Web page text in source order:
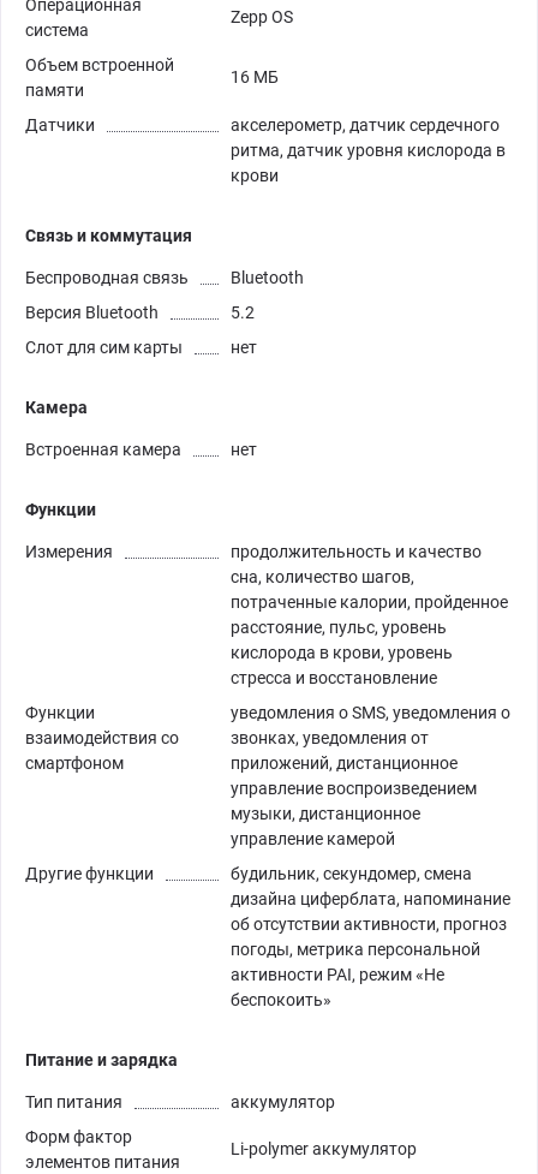
Операционная
система
Zepp OS
Объем встроенной
памяти
16 МБ
Датчики
акселерометр, датчик сердечного
ритма, датчик уровня кислорода в
крови
Связь и коммутация
Беспроводная связь
Bluetooth
Версия Bluetooth
5.2
Слот для сим карты
нет
Камера
Встроенная камера нет
Функции
Измерения
продолжительность и качество
сна, количество шагов,
потраченные калории, пройденное
расстояние, пульс, уровень
кислорода в крови, уровень
стресса и восстановление
Функции
взаимодействия со
смартфоном
уведомления о SMS, уведомления о
звонках, уведомления от
приложений, дистанционное
управление воспроизведением
музыки, дистанционное
управление камерой
Другие функции
будильник, секундомер, смена
дизайна циферблата, напоминание
об отсутствии активности, прогноз
погоды, метрика персональной
активности PAI, режим «Не
беспокоить»
Питание и зарядка
Тип питания
аккумулятор
Форм фактор
элементов питания
Li-polymer аккумулятор